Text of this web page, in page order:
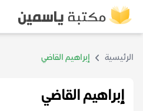
الرئيسية إبراهيم القاضي
إبراهيم القاضي